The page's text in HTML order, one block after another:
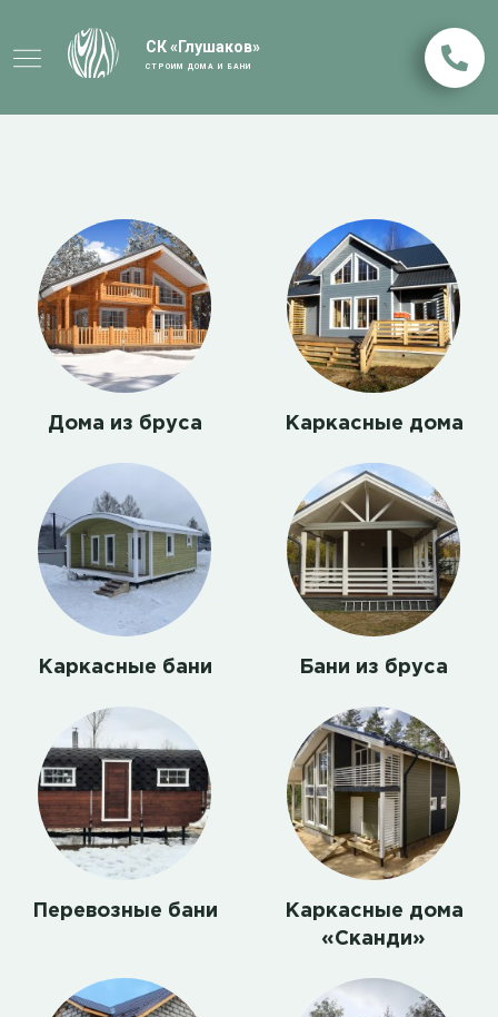
СК «Глушаков»
СТРОИМ ДОМА И БАНИ
Дома из бруса Каркасные дома
Каркасные бани Бани из бруса
Перевозные бани
Каркасные дома
«Сканди»